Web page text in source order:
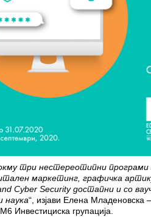
три нестереотипни програми
маркетинг, графичка
Cyber Security достапни и со
наука“, изјави Елена Младеновска
Инвестициска групација.